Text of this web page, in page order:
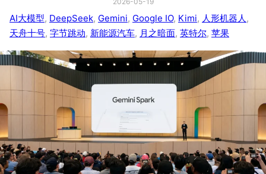
AI大模型, DeepSeek, Gemini, Google IO, Kimi, 人形机器人
天舟十号, 字节跳动, 新能源汽车, 月之暗面, 英特尔, 苹果